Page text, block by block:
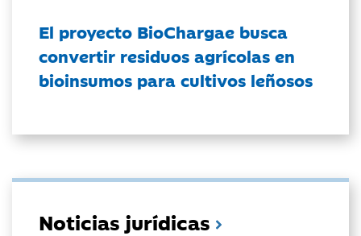
El proyecto BioChargae busca
convertir residuos agrícolas en
bioinsumos para cultivos leñosos
Noticias jurídicas